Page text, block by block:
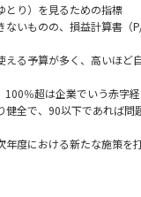
とり）を見るための指標
ないものの、損益計算書（
える予算が多く、高いほど
100％超は企業でいう赤字
健全で、90以下であれば問
年度における新たな施策を